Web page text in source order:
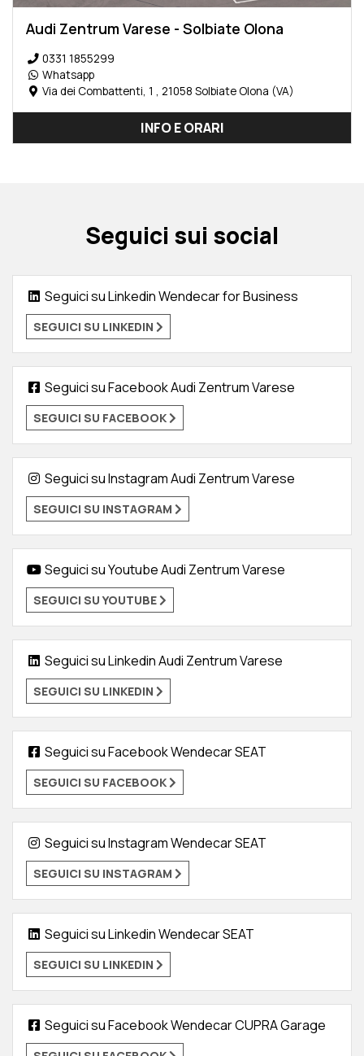
Audi Zentrum Varese - Solbiate Olona
0331 1855299
Whatsapp
Via dei Combattenti, 1 , 21058 Solbiate Olona (VA)
INFO E ORARI
Seguici sui social
Seguici su Linkedin Wendecar for Business
SEGUICI SU LINKEDIN
Seguici su Facebook Audi Zentrum Varese
SEGUICI SU FACEBOOK
Seguici su Instagram Audi Zentrum Varese
SEGUICI SU INSTAGRAM
Seguici su Youtube Audi Zentrum Varese
SEGUICI SU YOUTUBE
Seguici su Linkedin Audi Zentrum Varese
SEGUICI SU LINKEDIN
Seguici su Facebook Wendecar SEAT
SEGUICI SU FACEBOOK
Seguici su Instagram Wendecar SEAT
SEGUICI SU INSTAGRAM
Seguici su Linkedin Wendecar SEAT
SEGUICI SU LINKEDIN
Seguici su Facebook Wendecar CUPRA Garage